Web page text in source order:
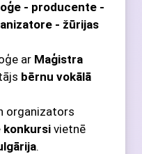
- producente -
- žūrijas
ar Maģistra
bērnu vokālā
organizators
konkursivietnē
.